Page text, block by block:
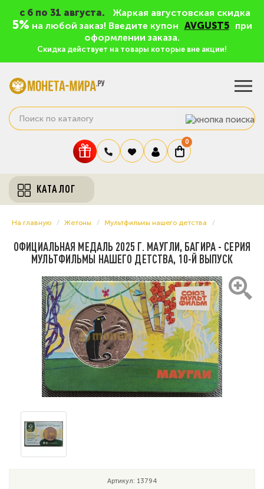
c 6 по 31 августа. Жаркая августовская скидка
5% на любой заказ! Введите купон AVGUST5
при
оформлении заказа.
Скидка действует на товары которые вне акции!
0
КАТАЛОГ
На главную Жетоны Мультфильмы нашего детства
ОФИЦИАЛЬНАЯ МЕДАЛЬ 2025 Г. МАУГЛИ, БАГИРА - СЕРИЯ
МУЛЬТФИЛЬМЫ НАШЕГО ДЕТСТВА, 10-Й ВЫПУСК
Артикул: 13794